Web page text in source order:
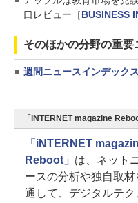
口レビュー［BUSINESS
そのほかの分野の重要
週間ニュースインデック
「iNTERNET magazine
「iNTERNET
Reboot」 は、ネット
ースの分析や独自取材
通して、デジタルテク